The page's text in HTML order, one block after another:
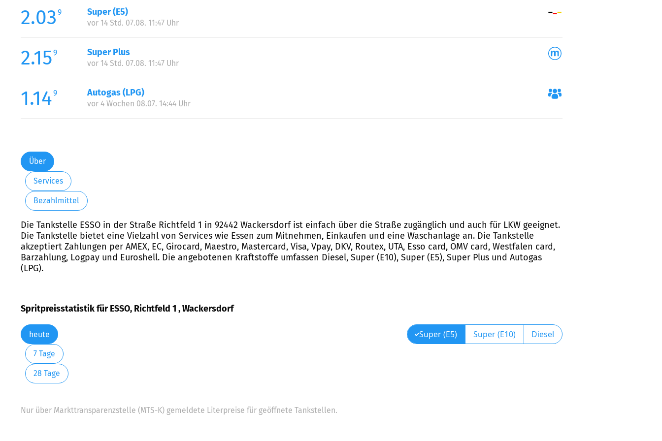
2.03 9 Super (E5)
vor 14 Std. 07.08. 11:47 Uhr
2.159 Super Plus
vor 14 Std. 07.08. 11:47 Uhr
1.149 Autogas (LPG)
vor 4 Wochen 08.07. 14:44 Uhr
Über
Services
Bezahlmittel
Die Tankstelle ESSO in der Straße Richtfeld 1 in 92442 Wackersdorf ist einfach über die Straße zugänglich und auch für LKW geeignet.
Die Tankstelle bietet eine Vielzahl von Services wie Essen zum Mitnehmen, Einkaufen und eine Waschanlage an. Die Tankstelle
akzeptiert Zahlungen per AMEX, EC, Girocard, Maestro, Mastercard, Visa, Vpay, DKV, Routex, UTA, Esso card, OMV card, Westfalen card,
Barzahlung, Logpay und Euroshell. Die angebotenen Kraftstoffe umfassen Diesel, Super (E10), Super (E5), Super Plus und Autogas
(LPG).
Spritpreisstatistik für ESSO, Richtfeld 1 , Wackersdorf
heute
7 Tage
28 Tage
Super (E5) Super (E10) Diesel
Nur über Markttransparenzstelle (MTS-K) gemeldete Literpreise für geöffnete Tankstellen.